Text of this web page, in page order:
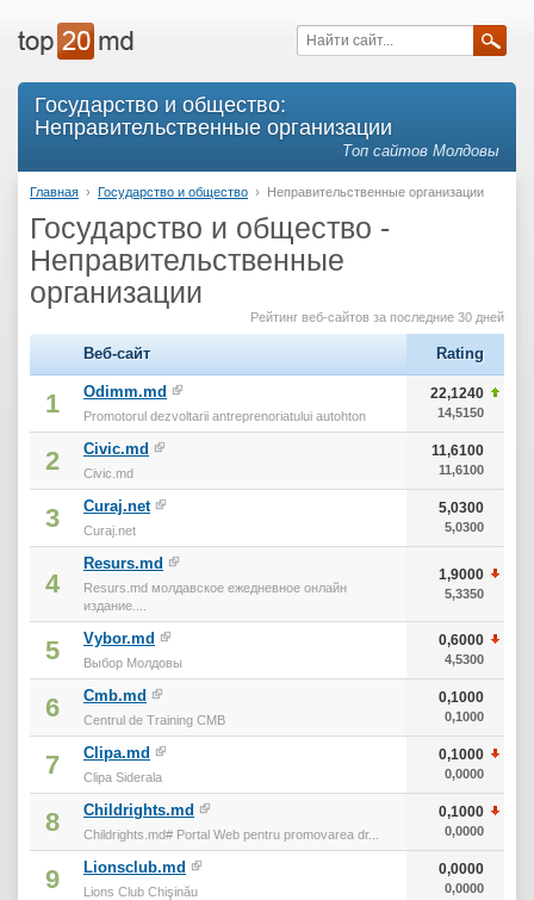
Государство и общество:
Неправительственные организации
Топ сайтов Молдовы
Главная › Государство и общество › Неправительственные организации
Государство и общество -
Неправительственные
организации
Рейтинг веб-сайтов за последние 30 дней
Веб-сайт Rating
1 Odimm.md
Promotorul dezvoltarii antreprenoriatului autohton
22,1240
14,5150
2 Civic.md
Civic.md
11,6100
11,6100
3 Curaj.net
Curaj.net
5,0300
5,0300
4
Resurs.md
Resurs.md молдавское ежедневное онлайн
издание....
1,9000
5,3350
5 Vybor.md
Выбор Молдовы
0,6000
4,5300
6 Cmb.md
Centrul de Training CMB
0,1000
0,1000
7 Clipa.md
Clipa Siderala
0,1000
0,0000
8 Childrights.md
Childrights.md# Portal Web pentru promovarea dr...
0,1000
0,0000
9 Lionsclub.md
Lions Club Chişinău
0,0000
0,0000